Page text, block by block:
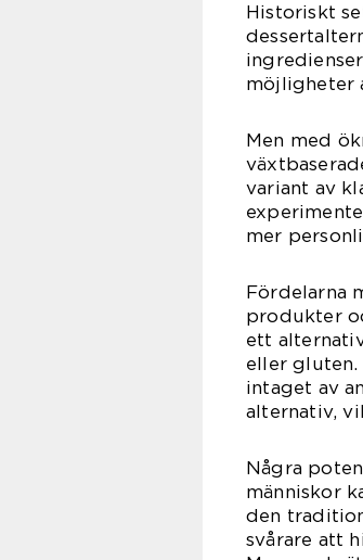
Historiskt
möjligheter
Men med
variant av
mer
Fördelarna
produkter
ett
eller gluten.
intaget av
alternativ,
Några
människor
den
svårare att